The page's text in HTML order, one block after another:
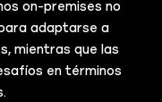
on-premises no
adaptarse a
mientras que las
en términos